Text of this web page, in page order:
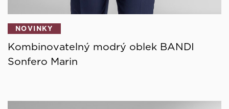
NOVINKY
Kombinovatelný modrý oblek BANDI
Sonfero Marin